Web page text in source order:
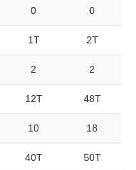
0 0
1T 2T
2 2
12T 48T
10 18
40T 50T